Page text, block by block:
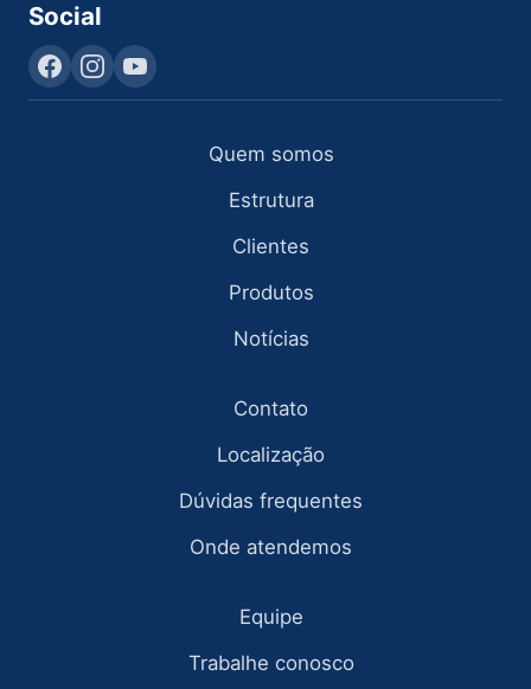
Social
Quem somos
Estrutura
Clientes
Produtos
Notícias
Contato
Localização
Dúvidas frequentes
Onde atendemos
Equipe
Trabalhe conosco